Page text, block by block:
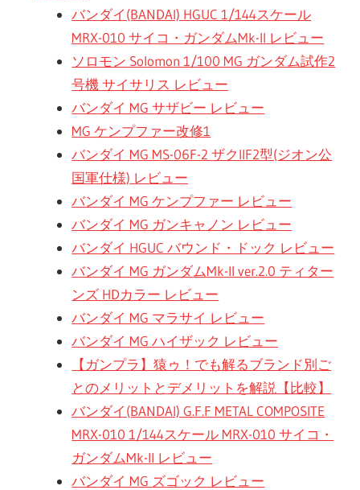
バンダイ(BANDAI) HGUC 1/144スケール
MRX-010 サイコ・ガンダムMk-II レビュー
ソロモン Solomon 1/100 MG ガンダム試作2
号機 サイサリス レビュー
バンダイ MG サザビー レビュー
MG ケンプファー改修1
バンダイ MG MS-06F-2 ザクIIF2型(ジオン公
国軍仕様) レビュー
バンダイ MG ケンプファー レビュー
バンダイ MG ガンキャノン レビュー
バンダイ HGUC バウンド・ドック レビュー
バンダイ MG ガンダムMk-II ver.2.0 ティター
ンズ HDカラー レビュー
バンダイ MG マラサイ レビュー
バンダイ MG ハイザック レビュー
【ガンプラ】猿ゥ！でも解るブランド別ご
とのメリットとデメリットを解説【比較】
バンダイ(BANDAI) G.F.F METAL COMPOSITE
MRX-010 1/144スケール MRX-010 サイコ・
ガンダムMk-II レビュー
バンダイ MG ズゴック レビュー